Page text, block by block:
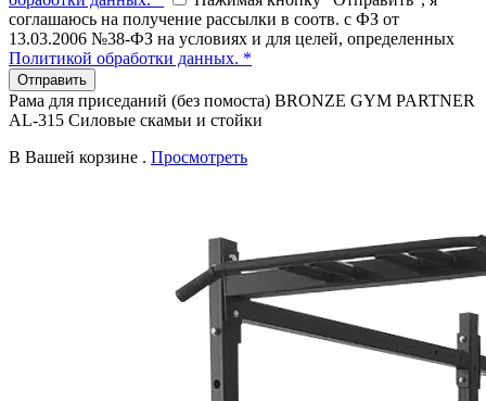
соглашаюсь на получение рассылки в соотв. с ФЗ от
13.03.2006 №38-ФЗ на условиях и для целей, определенных
Политикой обработки данных. *
Отправить
Рама для приседаний (без помоста) BRONZE GYM PARTNER
AL-315 Силовые скамьи и стойки
В Вашей корзине . Просмотреть